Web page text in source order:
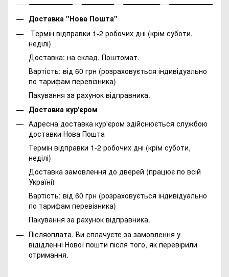
Доставка "Нова Пошта"
Термін відправки 1-2 робочих дні (крім суботи,
неділі)
Доставка: на склад, Поштомат.
Вартість: від 60 грн (розраховується індивідуально
по тарифам перевізника)
Пакування за рахунок відправника.
Доставка кур'єром
Адресна доставка кур'єром здійснюється службою
доставки Нова Пошта
Термін відправки 1-2 робочих дні (крім суботи,
неділі)
Доставка замовлення до дверей (працює по всій
Україні)
Вартість: від 60 грн (розраховується індивідуально
по тарифам перевізника)
Пакування за рахунок відправника.
Післяоплата. Ви сплачуєте за замовлення у
відідленні Нової пошти після того, як перевірили
отримання.